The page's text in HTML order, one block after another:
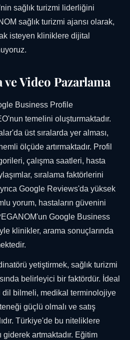
sağlık turizmi liderliğini
sağlık turizmi ajansı olarak,
isteyen kliniklere dijital
ve Video Pazarlama
Business Profile
temelini oluşturmaktadır.
üst sıralarda yer alması,
ölçüde artırmaktadır. Profil
çalışma saatleri, hasta
sıralama faktörlerini
Google Reviews'da yüksek
yorum, hastaların güvenini
Google Business
klinikler, arama sonuçlarında
yetiştirmek, sağlık turizmi
belirleyici bir faktördür. İdeal
dil bilmeli, medikal terminolojiye
güçlü olmalı ve satış
Türkiye'de bu niteliklere
giderek artmaktadır. Eğitim